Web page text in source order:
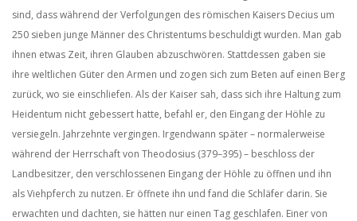
sind, dass während der Verfolgungen des römischen Kaisers Decius um
250 sieben junge Männer des Christentums beschuldigt wurden. Man gab
ihnen etwas Zeit, ihren Glauben abzuschwören. Stattdessen gaben sie
ihre weltlichen Güter den Armen und zogen sich zum Beten auf einen Berg
zurück, wo sie einschliefen. Als der Kaiser sah, dass sich ihre Haltung zum
Heidentum nicht gebessert hatte, befahl er, den Eingang der Höhle zu
versiegeln. Jahrzehnte vergingen. Irgendwann später – normalerweise
während der Herrschaft von Theodosius (379–395) – beschloss der
Landbesitzer, den verschlossenen Eingang der Höhle zu öffnen und ihn
als Viehpferch zu nutzen. Er öffnete ihn und fand die Schläfer darin. Sie
erwachten und dachten, sie hätten nur einen Tag geschlafen. Einer von